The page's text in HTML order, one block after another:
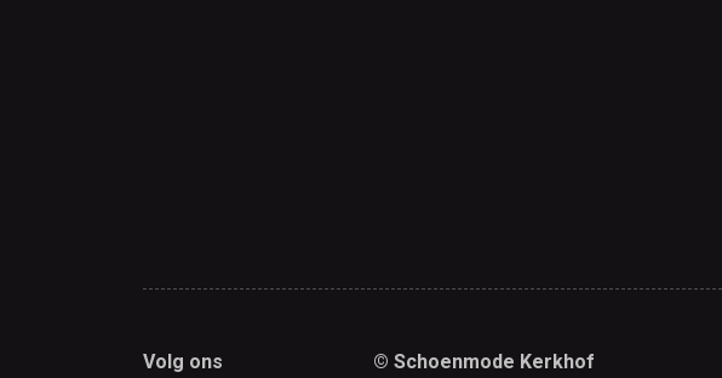
Volg ons © Schoenmode Kerkhof